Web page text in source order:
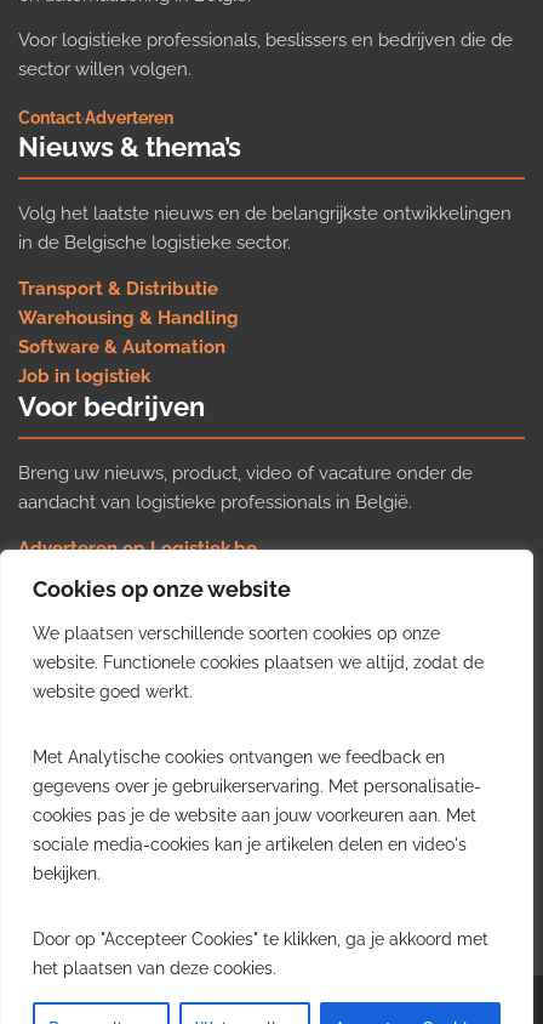
Cookies op onze website
We plaatsen verschillende soorten cookies op onze
website. Functionele cookies plaatsen we altijd, zodat de
website goed werkt.
Met Analytische cookies ontvangen we feedback en
gegevens over je gebruikerservaring. Met personalisatie-
cookies pas je de website aan jouw voorkeuren aan. Met
sociale media-cookies kan je artikelen delen en video's
bekijken.
Door op "Accepteer Cookies" te klikken, ga je akkoord met
het plaatsen van deze cookies.
Voor logistieke professionals, beslissers en bedrijven die de
sector willen volgen.
Contact·Adverteren
Nieuws & thema’s
Volg het laatste nieuws en de belangrijkste ontwikkelingen
in de Belgische logistieke sector.
Transport & Distributie
Warehousing & Handling
Software & Automation
Job in logistiek
Voor bedrijven
Breng uw nieuws, product, video of vacature onder de
aandacht van logistieke professionals in België.
Adverteren op Logistiek.be
Nieuws insturen
Uw video op Logistiek.TV
Job plaatsen
Gratis wekelijkse update
inzichten uit de Belgische logistieke sector in uw inbox.
Ontvang je gratis
wekelijkse update